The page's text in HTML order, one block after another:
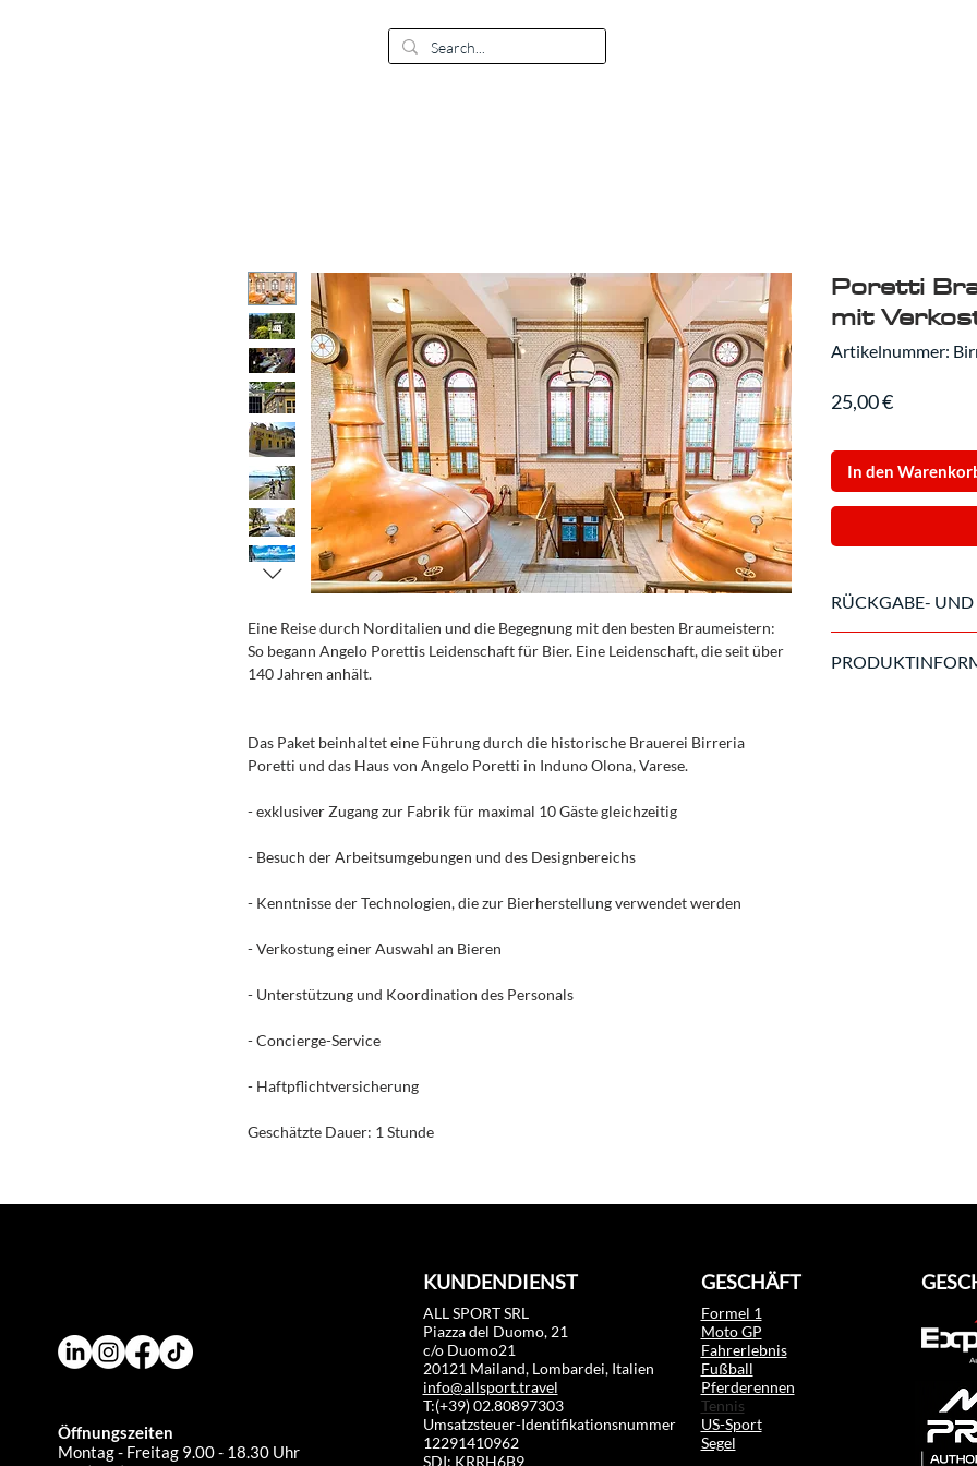
Eine Reise durch Norditalien und die Begegnung mit den besten Braumeistern:
So begann Angelo Porettis Leidenschaft für Bier. Eine Leidenschaft, die seit über
140 Jahren anhält.
Das Paket beinhaltet eine Führung durch die historische Brauerei Birreria
Poretti und das Haus von Angelo Poretti in Induno Olona, Varese.
- exklusiver Zugang zur Fabrik für maximal 10 Gäste gleichzeitig
- Besuch der Arbeitsumgebungen und des Designbereichs
- Kenntnisse der Technologien, die zur Bierherstellung verwendet werden
- Verkostung einer Auswahl an Bieren
- Unterstützung und Koordination des Personals
- Concierge-Service
- Haftpflichtversicherung
Geschätzte Dauer: 1 Stunde
Poretti
mit
Artikelnummer:
25,00 €Preis
In den
RÜCKGABE- UND
Veranstaltung wird
Öffnungszeiten
Montag - Freitag 9.00 - 18.30 Uhr
KUNDENDIENST
ALL SPORT SRL
Piazza del Duomo, 21
c/o Duomo21
20121 Mailand, Lombardei, Italien
info@allsport.travel
T:(+39) 02.80897303
Umsatzsteuer-Identifikationsnummer
12291410962
SDI: KRRH6B9
GESCHÄFT
Formel 1
Moto GP
Fahrerlebnis
Fußball
Pferderennen
Tennis
US-Sport
Segel